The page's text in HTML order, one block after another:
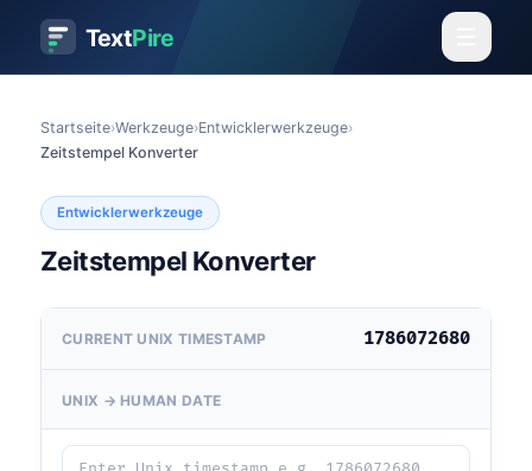
TextPire
Startseite›Werkzeuge›Entwicklerwerkzeuge›
Zeitstempel Konverter
Entwicklerwerkzeuge
Zeitstempel Konverter
CURRENT UNIX TIMESTAMP 1786072680
UNIX → HUMAN DATE